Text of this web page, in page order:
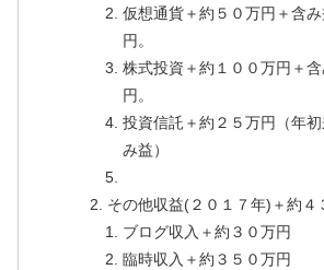
仮想通貨＋約５０万円＋含
円。
株式投資＋約１００万円＋
円。
投資信託＋約２５万円（年
み益）
その他収益(２０１７年)＋約４
ブログ収入＋約３０万円
臨時収入＋約３５０万円